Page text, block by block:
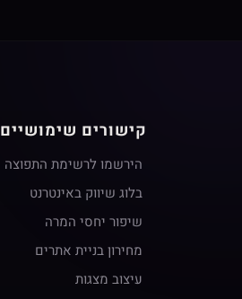
קישורים שימושיים
הירשמו לרשימת התפוצה
בלוג שיווק באינטרנט
שיפור יחסי המרה
מחירון בניית אתרים
עיצוב מצגות